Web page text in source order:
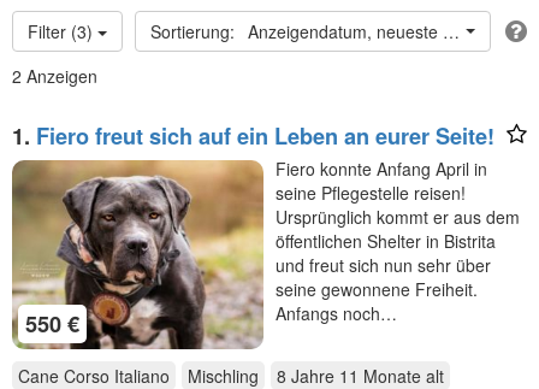
Filter (3)
Anzeigendatum, neueste oben
2 Anzeigen
1. Fiero freut sich auf ein Leben an eurer Seite!
550 €
Fiero konnte Anfang April in
seine Pflegestelle reisen!
Ursprünglich kommt er aus dem
öffentlichen Shelter in Bistrita
und freut sich nun sehr über
seine gewonnene Freiheit.
Anfangs noch…
Cane Corso Italiano Mischling 8 Jahre 11 Monate alt